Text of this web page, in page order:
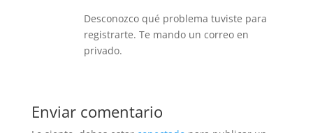
Desconozco qué problema tuviste para
registrarte. Te mando un correo en
privado.
Enviar comentario